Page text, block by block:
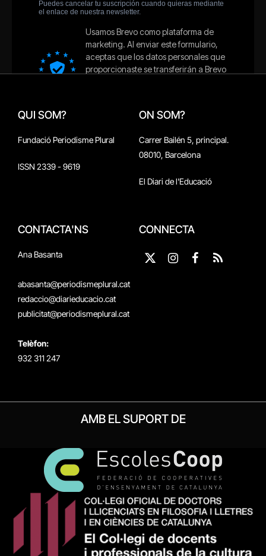
QUI SOM?
Fundació Periodisme Plural
ISSN 2339 - 9619
ON SOM?
Carrer Bailén 5, principal.
08010, Barcelona
El Diari de l'Educació
CONTACTA'NS
Ana Basanta
abasanta@periodismeplural.cat
redaccio@diarieducacio.cat
publicitat@periodismeplural.cat
Telèfon:
932 311 247
CONNECTA
X
Instagram
Facebook
RSS
AMB EL SUPORT DE